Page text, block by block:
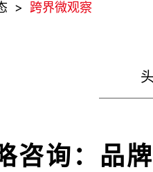
> 跨界微观察
咨询：品